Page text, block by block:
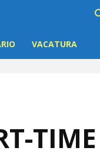
VACATURA
TIME